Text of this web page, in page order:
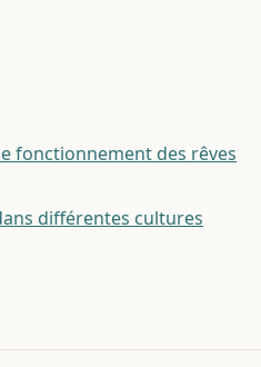
fonctionnement des rêves
différentes cultures